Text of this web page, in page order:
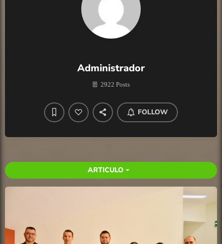
Administrador
2922 Posts
FOLLOW
ARTICULO arrow_drop_down